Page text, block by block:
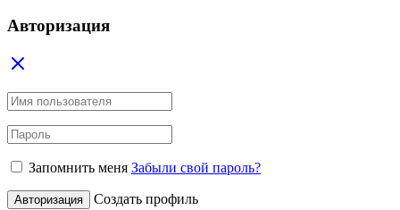
Авторизация
Запомнить меня Забыли свой пароль?
Авторизация Создать профиль